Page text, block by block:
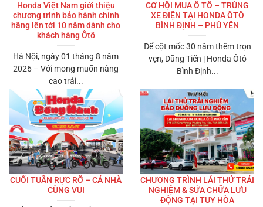
Honda Việt Nam giới thiệu
chương trình bảo hành chính
hãng lên tới 10 năm dành cho
khách hàng Ôtô
Hà Nội, ngày 01 tháng 8 năm
2026 – Với mong muốn nâng
cao trải...
CƠ HỘI MUA Ô TÔ – TRÚNG
XE ĐIỆN TẠI HONDA ÔTÔ
BÌNH ĐỊNH – PHÚ YÊN
Để cột mốc 30 năm thêm trọn
vẹn, Dũng Tiến | Honda Ôtô
Bình Định...
CUỐI TUẦN RỰC RỠ – CẢ NHÀ
CÙNG VUI
CHƯƠNG TRÌNH LÁI THỬ TRẢI
NGHIỆM & SỬA CHỮA LƯU
ĐỘNG TẠI TUY HÒA